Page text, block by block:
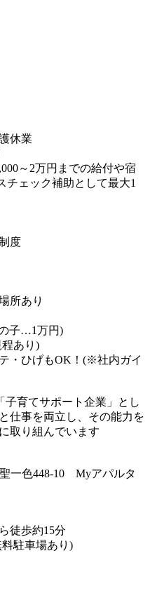
休業
～2万円までの給付や宿
チェック補助として最大1
度
所あり
子…1万円)
あり)
・ひげもOK！(※社内ガイ
子育てサポート企業」とし
仕事を両立し、その能力を
取り組んでいます
一色448-10 Myアパルタ
徒歩約15分
駐車場あり)